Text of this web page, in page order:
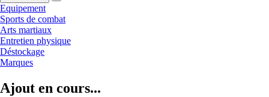
Equipement
Sports de combat
Arts martiaux
Entretien physique
Déstockage
Marques
Ajout en cours...